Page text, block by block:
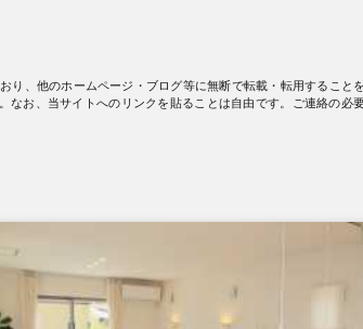
、他のホームページ・ブログ等に無断で転載・転用すること
お、当サイトへのリンクを貼ることは自由です。ご連絡の必